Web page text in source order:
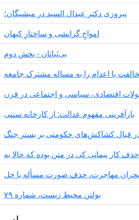
پیروزی دکتر عبدال السید در میشیگان؛
‌امواجِ گرانشی و ساختارِ کیهان
بی‌ثباتان - بخش دوم
با اعدام را به مساله مشترک جامعه
اقتصادی، سیاسی و اجتماعی در قرن
بازآفرینی مفهوم عدالت: از کارخانه سنتی
قبال کشاکش‌های حکومتی بر بستر جنگ
حذف کار پیمانی کی در متن بودە کە حالا بە
بحران مهاجرت‌، حذف صورت مسأله یا حل
بولتن محیط زیست، شماره ۷۹